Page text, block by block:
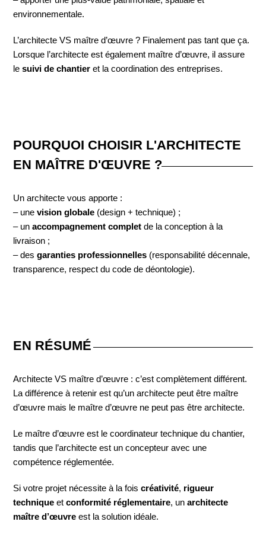
environnementale.
L’architecte VS maître d’œuvre ? Finalement pas tant que ça.
Lorsque l’architecte est également maître d’œuvre, il assure
lesuivi de chantier et la coordination des entreprises.
POURQUOI CHOISIR L'ARCHITECTE
EN MAÎTRE D'ŒUVRE ?
Un architecte vous apporte :
– unevision globale (design + technique) ;
– unaccompagnement complet de la conception à la
livraison ;
– desgaranties professionnelles (responsabilité décennale,
transparence, respect du code de déontologie).
EN RÉSUMÉ
Architecte VS maître d’œuvre : c’est complètement différent.
La différence à retenir est qu’un architecte peut être maître
d’œuvre mais le maître d’œuvre ne peut pas être architecte.
Le maître d’œuvre est le coordinateur technique du chantier,
tandis que l’architecte est un concepteur avec une
compétence réglementée.
Si votre projet nécessite à la foiscréativité, rigueur
technique etconformité réglementaire, unarchitecte
maître d’œuvre est la solution idéale.